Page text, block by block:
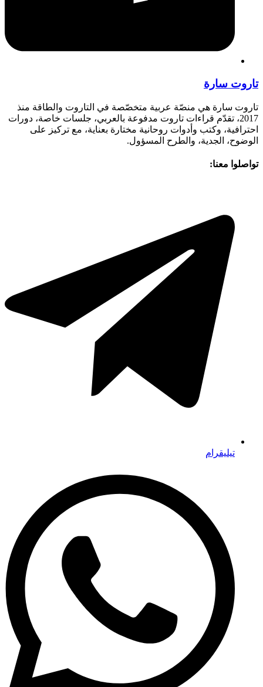
تاروت سارة
تاروت سارة هي منصّة عربية متخصّصة في التاروت والطاقة منذ
2017، تقدّم قراءات تاروت مدفوعة بالعربي، جلسات خاصة، دورات
احترافية، وكتب وأدوات روحانية مختارة بعناية، مع تركيز على
الوضوح، الجدية، والطرح المسؤول.
تواصلوا معنا:
تيليقرام